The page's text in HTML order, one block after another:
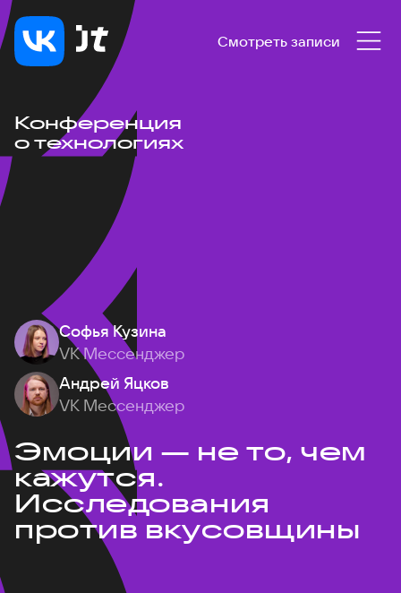
Смотреть записи
Конференция
о технологиях
Софья Кузина
VK Мессенджер
Андрей Яцков
VK Мессенджер
Эмоции — не то, чем
кажутся.
Исследования
против вкусовщины